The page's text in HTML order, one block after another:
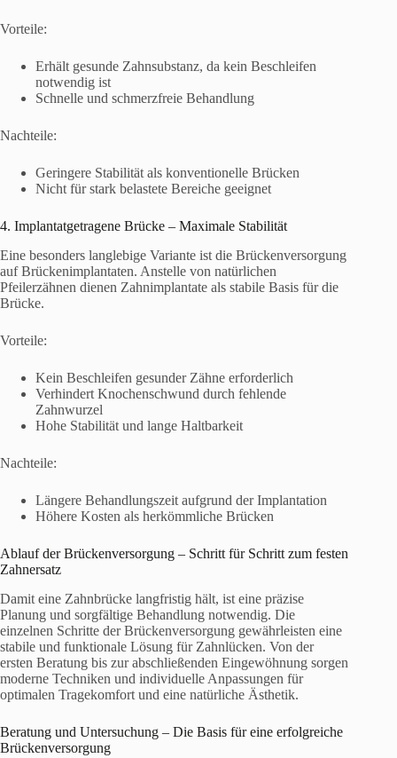
Vorteile:
Erhält gesunde Zahnsubstanz, da kein Beschleifen
notwendig ist
Schnelle und schmerzfreie Behandlung
Nachteile:
Geringere Stabilität als konventionelle Brücken
Nicht für stark belastete Bereiche geeignet
4. Implantatgetragene Brücke – Maximale Stabilität
Eine besonders langlebige Variante ist die Brückenversorgung
auf Brückenimplantaten. Anstelle von natürlichen
Pfeilerzähnen dienen Zahnimplantate als stabile Basis für die
Brücke.
Vorteile:
Kein Beschleifen gesunder Zähne erforderlich
Verhindert Knochenschwund durch fehlende
Zahnwurzel
Hohe Stabilität und lange Haltbarkeit
Nachteile:
Längere Behandlungszeit aufgrund der Implantation
Höhere Kosten als herkömmliche Brücken
Ablauf der Brückenversorgung – Schritt für Schritt zum festen
Zahnersatz
Damit eine Zahnbrücke langfristig hält, ist eine präzise
Planung und sorgfältige Behandlung notwendig. Die
einzelnen Schritte der Brückenversorgung gewährleisten eine
stabile und funktionale Lösung für Zahnlücken. Von der
ersten Beratung bis zur abschließenden Eingewöhnung sorgen
moderne Techniken und individuelle Anpassungen für
optimalen Tragekomfort und eine natürliche Ästhetik.
Beratung und Untersuchung – Die Basis für eine erfolgreiche
Brückenversorgung